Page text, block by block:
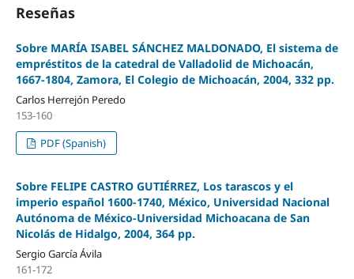
Reseñas
Sobre MARÍA ISABEL SÁNCHEZ MALDONADO, El sistema de
empréstitos de la catedral de Valladolid de Michoacán,
1667-1804, Zamora, El Colegio de Michoacán, 2004, 332 pp.
Carlos Herrejón Peredo
153-160
PDF (Spanish)
Sobre FELIPE CASTRO GUTIÉRREZ, Los tarascos y el
imperio español 1600-1740, México, Universidad Nacional
Autónoma de México-Universidad Michoacana de San
Nicolás de Hidalgo, 2004, 364 pp.
Sergio García Ávila
161-172